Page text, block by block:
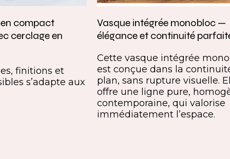
compact
cerclage en
finitions et
s’adapte aux
Vasque intégrée monobloc —
élégance et continuité
Cette vasque intégrée
est conçue dans la
plan, sans rupture visuelle.
offre une ligne pure,
contemporaine, qui valorise
immédiatement l’espace.